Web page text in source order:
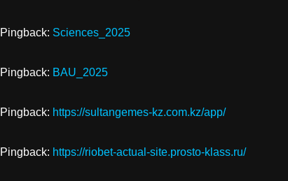
Pingback: Sciences_2025
Pingback: BAU_2025
Pingback: https://sultangemes-kz.com.kz/app/
Pingback: https://riobet-actual-site.prosto-klass.ru/